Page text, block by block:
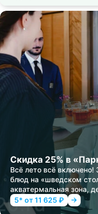
Скидка 25% в
Всё лето всё
блюд на «шведском
акватермальная зона,
5* от 11 625 ₽